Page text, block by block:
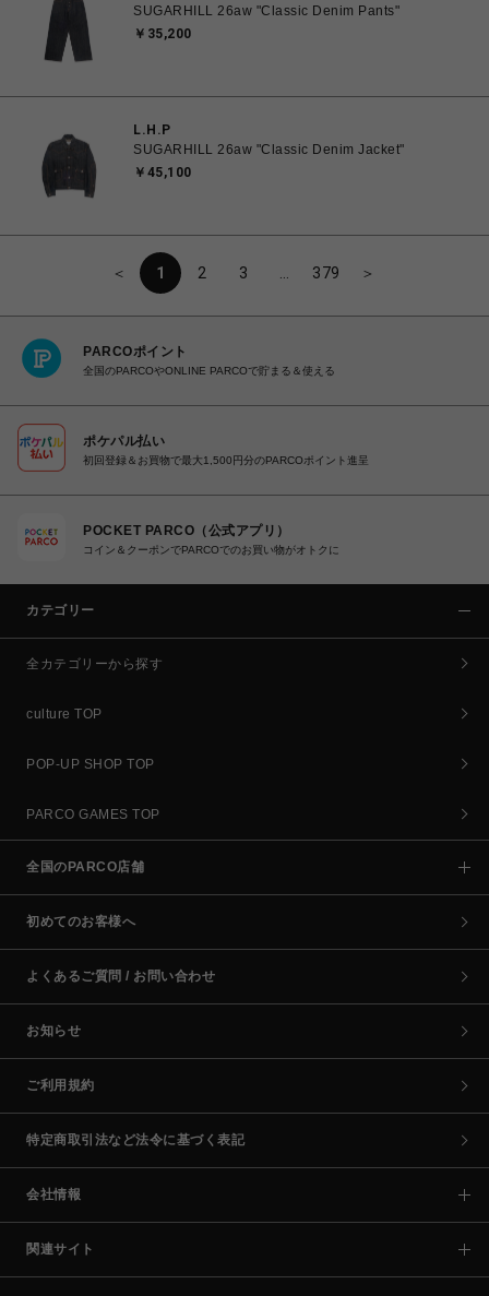
SUGARHILL 26aw "Classic Denim Pants"
￥35,200
L.H.P
SUGARHILL 26aw "Classic Denim Jacket"
￥45,100
＜ 1 2 3 379 ＞
PARCOポイント
全国のPARCOやONLINE PARCOで貯まる＆使える
ポケパル払い
初回登録＆お買物で最大1,500円分のPARCOポイント進呈
POCKET PARCO（公式アプリ）
コイン＆クーポンでPARCOでのお買い物がオトクに
カテゴリー
全カテゴリーから探す
culture TOP
POP-UP SHOP TOP
PARCO GAMES TOP
全国のPARCO店舗
初めてのお客様へ
よくあるご質問 / お問い合わせ
お知らせ
ご利用規約
特定商取引法など法令に基づく表記
会社情報
関連サイト